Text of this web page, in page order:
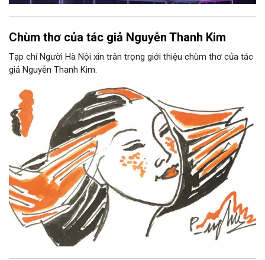
Chùm thơ của tác giả Nguyễn Thanh Kim
Tạp chí Người Hà Nội xin trân trọng giới thiệu chùm thơ của tác
giả Nguyễn Thanh Kim.